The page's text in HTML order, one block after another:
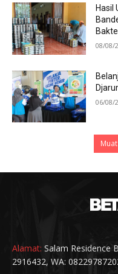
Hasil
08/08/
06/08/
Alamat: Salam Residence
2916432, WA: